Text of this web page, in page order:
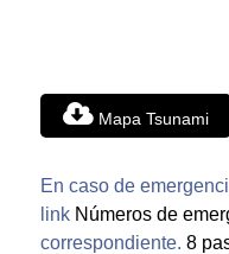
Mapa Tsunami
En caso de
link Números de
correspondiente. 8